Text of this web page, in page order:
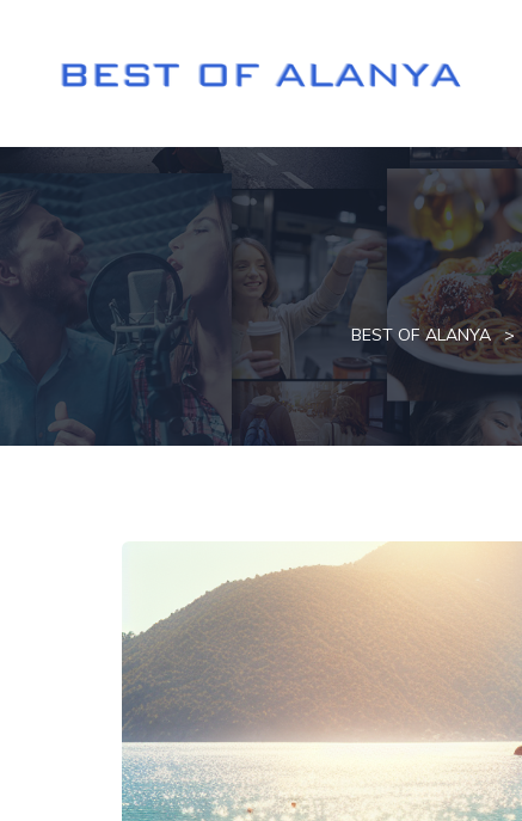
BEST OF ALANYA